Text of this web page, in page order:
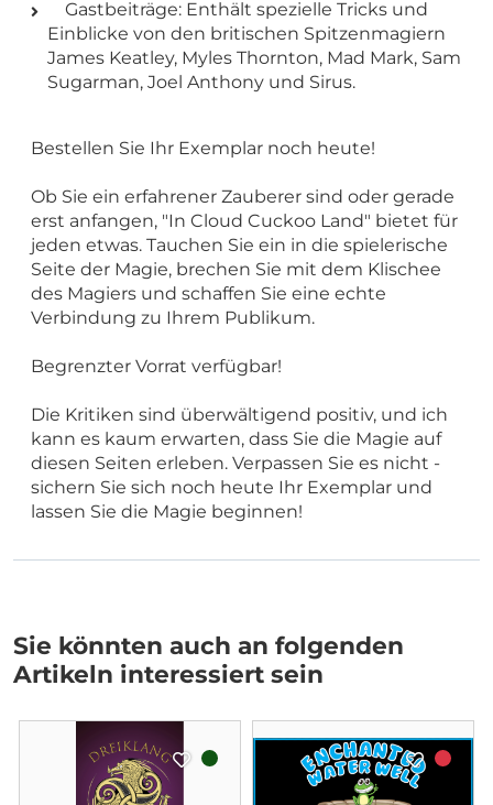
Gastbeiträge: Enthält spezielle Tricks und
Einblicke von den britischen Spitzenmagiern
James Keatley, Myles Thornton, Mad Mark, Sam
Sugarman, Joel Anthony und Sirus.
Bestellen Sie Ihr Exemplar noch heute!
Ob Sie ein erfahrener Zauberer sind oder gerade
erst anfangen, "In Cloud Cuckoo Land" bietet für
jeden etwas. Tauchen Sie ein in die spielerische
Seite der Magie, brechen Sie mit dem Klischee
des Magiers und schaffen Sie eine echte
Verbindung zu Ihrem Publikum.
Begrenzter Vorrat verfügbar!
Die Kritiken sind überwältigend positiv, und ich
kann es kaum erwarten, dass Sie die Magie auf
diesen Seiten erleben. Verpassen Sie es nicht -
sichern Sie sich noch heute Ihr Exemplar und
lassen Sie die Magie beginnen!
Sie könnten auch an folgenden
Artikeln interessiert sein